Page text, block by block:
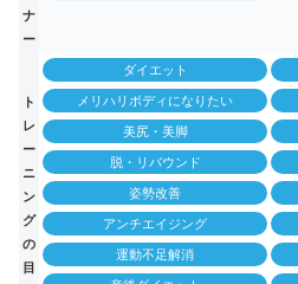
ナ
ー
ト
レ
ー
ニ
ン
グ
の
目
ダイエット
メリハリボディになりたい
美尻・美脚
脱・リバウンド
姿勢改善
アンチエイジング
運動不足解消